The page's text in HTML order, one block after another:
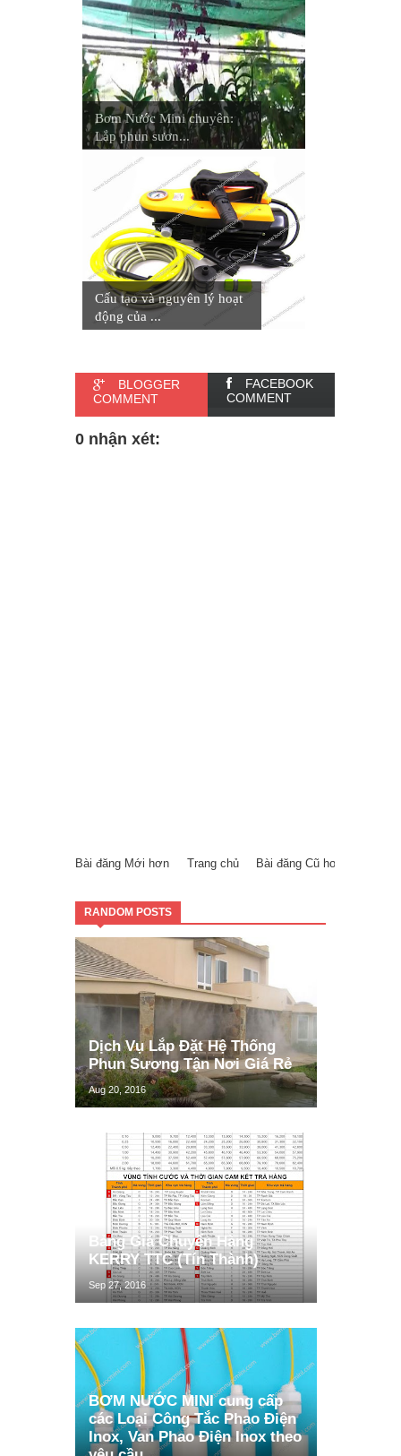
Bơm Nước Mini chuyên:
Lắp phun sươn...
Cấu tạo và nguyên lý hoạt
động của ...
BLOGGER
COMMENT
FACEBOOK
COMMENT
0 nhận xét:
Bài đăng Mới hơn Bài đăng Cũ hơn
Trang chủ
RANDOM POSTS
Dịch Vụ Lắp Đặt Hệ Thống
Phun Sương Tận Nơi Giá Rẻ
Aug 20, 2016
Bảng Giá Chuyển Hàng
KERRY TTC (Tín Thành)
Sep 27, 2016
BƠM NƯỚC MINI cung cấp
các Loại Công Tắc Phao Điện
Inox, Van Phao Điện Inox theo